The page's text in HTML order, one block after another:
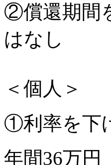
②償還期間
はなし
＜個人＞
①利率を下
年間36万